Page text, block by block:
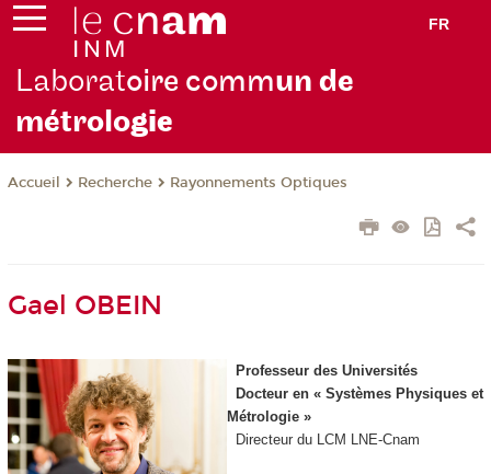
FR
Laboratoire commun de
métrologie
Accueil Recherche Rayonnements Optiques
Gael OBEIN
Professeur des Universités
Docteur en « Systèmes Physiques et
Métrologie »
Directeur du LCM LNE-Cnam